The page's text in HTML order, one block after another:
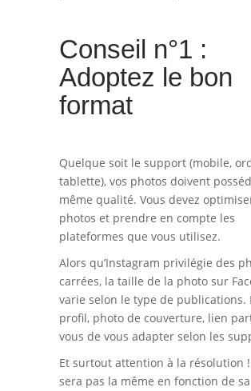
Conseil n°1 :
Adoptez le bon
format
Quelque soit le support (mobile,
tablette), vos photos doivent
même qualité. Vous devez
photos et prendre en compte les
plateformes que vous utilisez.
Alors qu’Instagram privilégie des
carrées, la taille de la photo sur
varie selon le type de publications.
profil, photo de couverture, lien
vous de vous adapter selon les
Et surtout attention à la résolution
sera pas la même en fonction de sa